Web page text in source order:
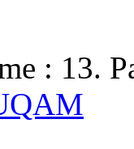
: 13.